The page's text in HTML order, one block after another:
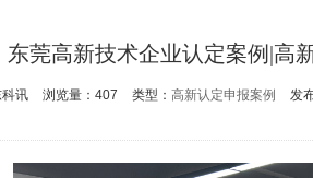
东莞高新技术企业认定案例|高
讯 浏览量：407 类型： 高新认定申报案例 发